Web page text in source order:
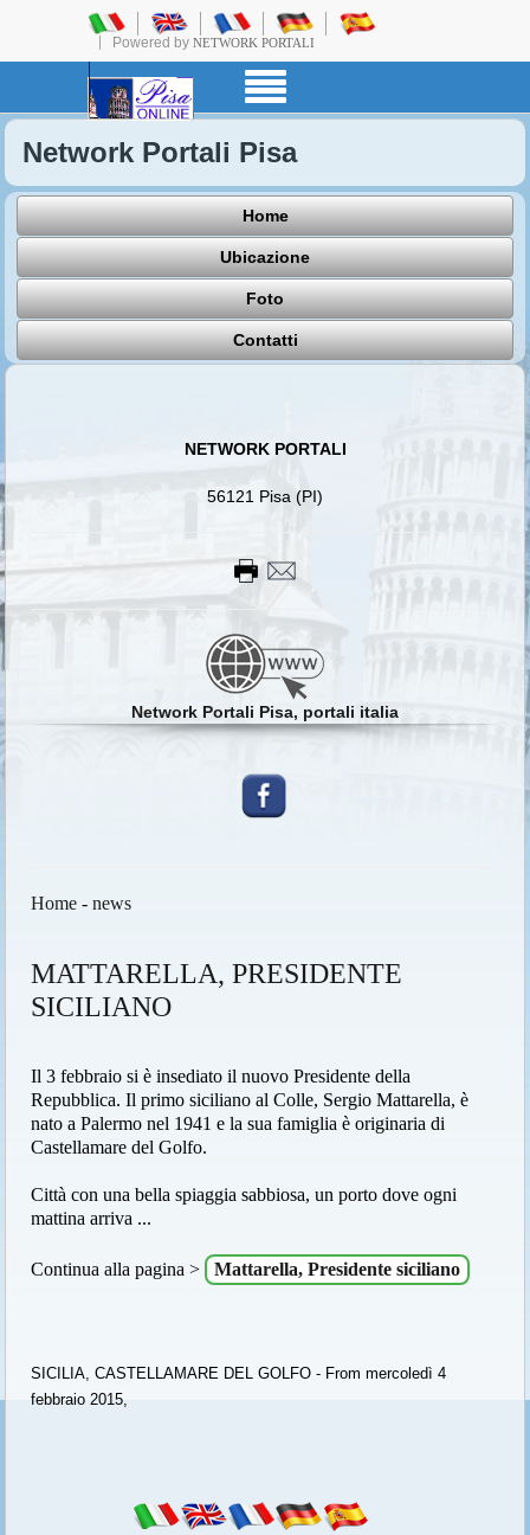
Powered by NETWORK PORTALI
Network Portali Pisa
Home
Ubicazione
Foto
Contatti
NETWORK PORTALI
56121 Pisa (PI)
Network Portali Pisa, portali italia
Home -news
MATTARELLA, PRESIDENTE
SICILIANO
Il 3 febbraio si è insediato il nuovo Presidente della
Repubblica. Il primo siciliano al Colle, Sergio Mattarella, è
nato a Palermo nel 1941 e la sua famiglia è originaria di
Castellamare del Golfo.
Città con una bella spiaggia sabbiosa, un porto dove ogni
mattina arriva ...
Continua alla pagina > Mattarella, Presidente siciliano
SICILIA, CASTELLAMARE DEL GOLFO - From mercoledì 4
febbraio 2015,